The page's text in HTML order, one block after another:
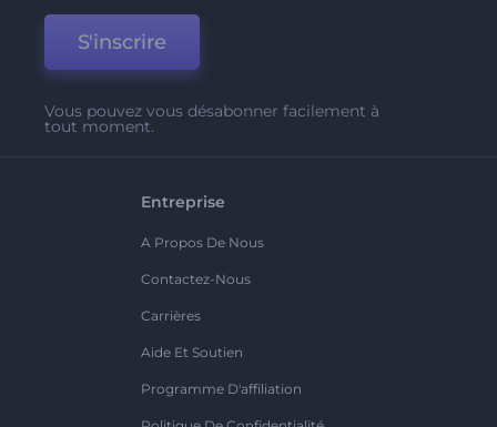
S'inscrire
Vous pouvez vous désabonner facilement à
tout moment.
Entreprise
A Propos De Nous
Contactez-Nous
Carrières
Aide Et Soutien
Programme D'affiliation